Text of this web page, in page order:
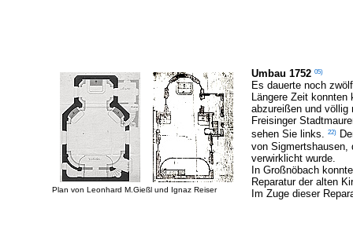
Plan von Leonhard M.Gießl und Ignaz Reiser
Umbau 1752 05)
Es dauerte noch
Längere Zeit
abzureißen und
Freisinger
sehen Sie links. 22)
von Sigmertshausen,
verwirklicht wurde.
In Großnöbach
Reparatur der alten
Im Zuge dieser